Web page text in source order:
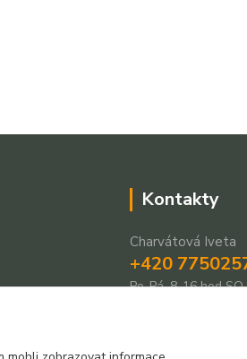
Kontakty
Charvátová Iveta
+420
Po-Pá, 8-16 hod